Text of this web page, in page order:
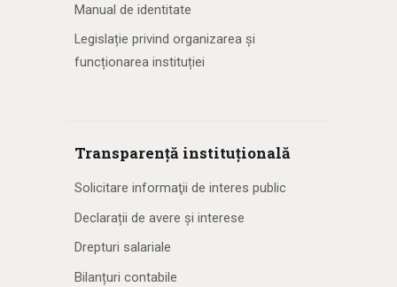
Manual de identitate
Legislație privind organizarea și
funcționarea instituției
Transparență instituțională
Solicitare informaţii de interes public
Declarații de avere și interese
Drepturi salariale
Bilanțuri contabile